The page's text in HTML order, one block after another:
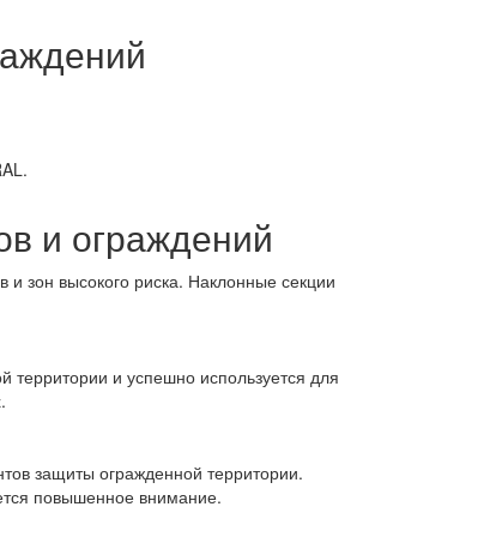
и ограждений
зон высокого риска. Наклонные секции
и успешно используется для
защиты огражденной территории.
повышенное внимание.